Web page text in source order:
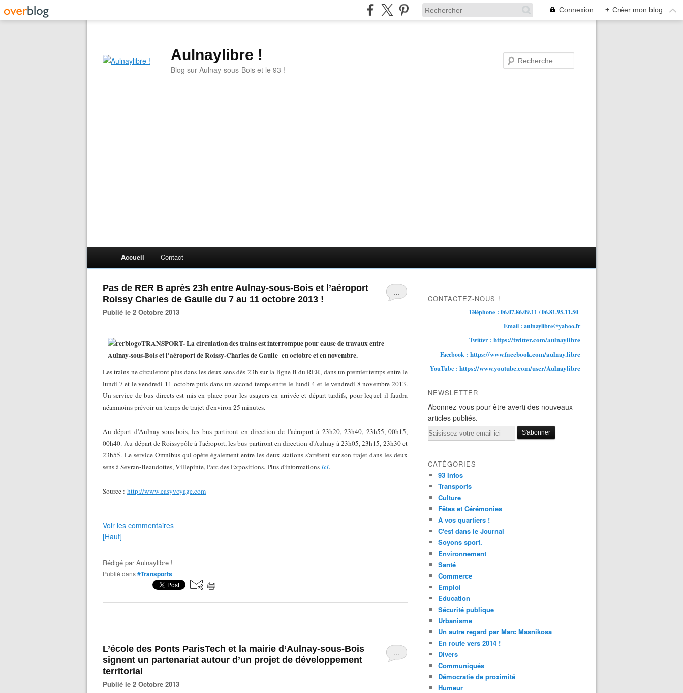
Connexion + Créer mon blog
Aulnaylibre !
Blog sur Aulnay-sous-Bois et le 93 !
Accueil Contact
…
Pas de RER B après 23h entre Aulnay-sous-Bois et l’aéroport
Roissy Charles de Gaulle du 7 au 11 octobre 2013 !
Publié le 2 Octobre 2013
TRANSPORT- La circulation des trains est interrompue pour cause de travaux entre
Aulnay-sous-Bois et l'aéroport de Roissy-Charles de Gaulle en octobre et en novembre.
Les trains ne circuleront plus dans les deux sens dès 23h sur la ligne B du RER, dans un premier temps entre le
lundi 7 et le vendredi 11 octobre puis dans un second temps entre le lundi 4 et le vendredi 8 novembre 2013.
Un service de bus directs est mis en place pour les usagers en arrivée et départ tardifs, pour lequel il faudra
néanmoins prévoir un temps de trajet d'environ 25 minutes.
Au départ d'Aulnay-sous-bois, les bus partiront en direction de l'aéroport à 23h20, 23h40, 23h55, 00h15,
00h40.Au départ de Roissypôle à l'aéroport, les bus partiront en direction d'Aulnay à 23h05, 23h15, 23h30 et
23h55. Le service Omnibus qui opère également entre les deux stations s'arrêtent sur son trajet dans les deux
sens à Sevran-Beaudottes, Villepinte, Parc des Expositions. Plus d'informations ici.
Source : http://www.easyvoyage.com
Voir les commentaires
[Haut]
Rédigé parAulnaylibre !
Publié dans#Transports
…
L’école des Ponts ParisTech et la mairie d’Aulnay-sous-Bois
signent un partenariat autour d’un projet de développement
territorial
Publié le 2 Octobre 2013
CONTACTEZ-NOUS !
Téléphone : 06.07.86.09.11 / 06.81.95.11.50
Email : aulnaylibre@yahoo.fr
Twitter : https://twitter.com/aulnaylibre
Facebook : https://www.facebook.com/aulnay.libre
YouTube : https://www.youtube.com/user/Aulnaylibre
NEWSLETTER
Abonnez-vous pour être averti des nouveaux
articles publiés.
Email
CATÉGORIES
93 Infos
Transports
Culture
Fêtes et Cérémonies
A vos quartiers !
C'est dans le Journal
Soyons sport.
Environnement
Santé
Commerce
Emploi
Education
Sécurité publique
Urbanisme
Un autre regard par Marc Masnikosa
En route vers 2014 !
Divers
Communiqués
Démocratie de proximité
Humeur